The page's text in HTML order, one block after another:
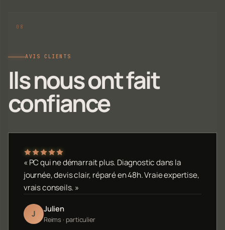
AVIS CLIENTS
Ils nous ont fait
confiance
« PC qui ne démarrait plus. Diagnostic dans la
journée, devis clair, réparé en 48h. Vraie expertise,
vrais conseils. »
J Julien
Reims · particulier